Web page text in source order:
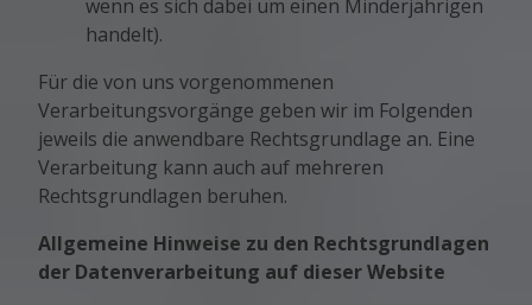
wenn es sich dabei um einen Minderjährigen
handelt).
Für die von uns vorgenommenen
Verarbeitungsvorgänge geben wir im Folgenden
jeweils die anwendbare Rechtsgrundlage an. Eine
Verarbeitung kann auch auf mehreren
Rechtsgrundlagen beruhen.
Allgemeine Hinweise zu den Rechtsgrundlagen
der Datenverarbeitung auf dieser Website